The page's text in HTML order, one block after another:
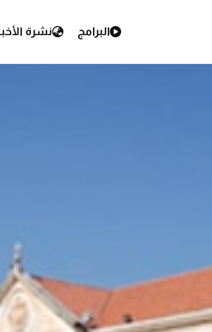
البرامج نشرة